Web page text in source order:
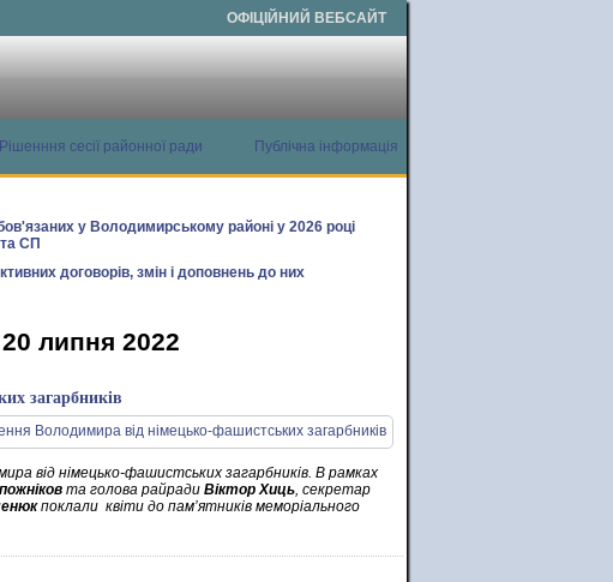
ОФІЦІЙНИЙ ВЕБСАЙТ
Рішенння сесії районної ради
Публічна інформація
у Володимирському районі у 2026 році
СП
договорів, змін і доповнень до них
липня 2022
загарбників
від німецько-фашистських загарбників. В рамках
та голова райради Віктор Хиць, секретар
поклали квіти до пам’ятників меморіального